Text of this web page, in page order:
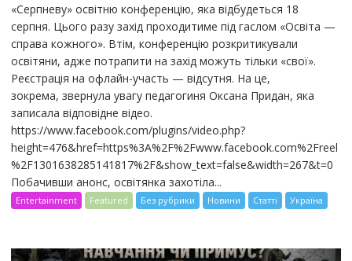
«Серпневу» освітню конференцію, яка відбудеться 18
серпня. Цього разу захід проходитиме під гаслом «Освіта —
справа кожного». Втім, конференцію розкритикували
освітяни, адже потрапити на захід можуть тільки «свої».
Реєстрація на офлайн-участь — відсутня. На це,
зокрема, звернула увагу педагогиня Оксана Придан, яка
записала відповідне відео.
https://www.facebook.com/plugins/video.php?
height=476&href=https%3A%2F%2Fwww.facebook.com%2Freel
%2F1301638285141817%2F&show_text=false&width=267&t=0
Побачивши анонс, освітянка захотіла...
Entertainment Featured Без рубрики Новини Статті Україна